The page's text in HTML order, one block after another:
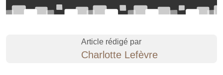
Article rédigé par
Charlotte Lefèvre